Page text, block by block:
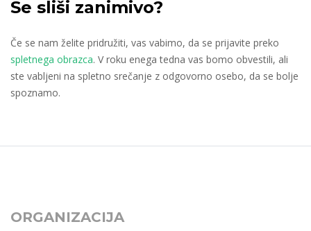
Se sliši zanimivo?
Če se nam želite pridružiti, vas vabimo, da se prijavite preko
spletnega obrazca. V roku enega tedna vas bomo obvestili, ali
ste vabljeni na spletno srečanje z odgovorno osebo, da se bolje
spoznamo.
ORGANIZACIJA